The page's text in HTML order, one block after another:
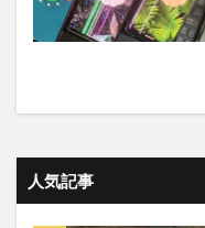
人気記事